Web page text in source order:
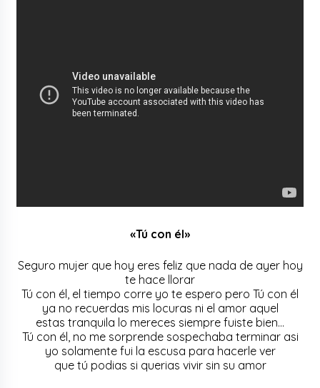
«Tú con él»
Seguro mujer que hoy eres feliz que nada de ayer hoy
te hace llorar
Tú con él, el tiempo corre yo te espero pero Tú con él
ya no recuerdas mis locuras ni el amor aquel
estas tranquila lo mereces siempre fuiste bien…
Tú con él, no me sorprende sospechaba terminar asi
yo solamente fui la escusa para hacerle ver
que tú podias si querias vivir sin su amor